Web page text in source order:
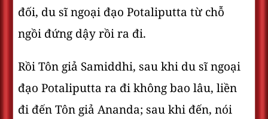
đối, du sĩ ngoại đạo Potaliputta từ chỗ
ngồi đứng dậy rồi ra đi.
Rồi Tôn giả Samiddhi, sau khi du sĩ ngoại
đạo Potaliputta ra đi không bao lâu, liền
đi đến Tôn giả Ananda; sau khi đến, nói